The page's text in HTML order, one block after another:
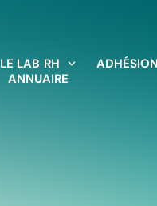
LE LAB RH ADHÉSION
ANNUAIRE